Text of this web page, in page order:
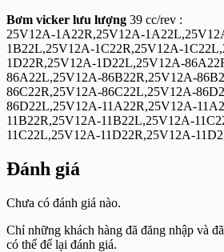
Bơm vicker lưu lượng 39 cc/rev :
25V12A-1A22R,25V12A-
1B22L,25V12A-1C22R,25V12A-
1D22R,25V12A-1D22L,25V12A-
86A22L,25V12A-86B22R,25V12A-
86C22R,25V12A-86C22L,25V12A-
86D22L,25V12A-11A22R,25V12A-
11B22R,25V12A-11B22L,25V12A-
11C22L,25V12A-11D22R,25V12A-
Đánh giá
Chưa có đánh giá nào.
Chỉ những khách hàng đã đăng nhập và
có thể để lại đánh giá.